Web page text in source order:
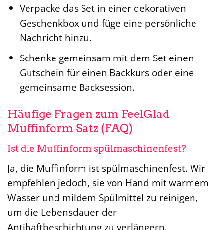
Verpacke das Set in einer dekorativen
Geschenkbox und füge eine persönliche
Nachricht hinzu.
Schenke gemeinsam mit dem Set einen
Gutschein für einen Backkurs oder eine
gemeinsame Backsession.
Häufige Fragen zum FeelGlad
Muffinform Satz (FAQ)
Ist die Muffinform spülmaschinenfest?
Ja, die Muffinform ist spülmaschinenfest. Wir
empfehlen jedoch, sie von Hand mit warmem
Wasser und mildem Spülmittel zu reinigen,
um die Lebensdauer der
Antihaftbeschichtung zu verlängern.